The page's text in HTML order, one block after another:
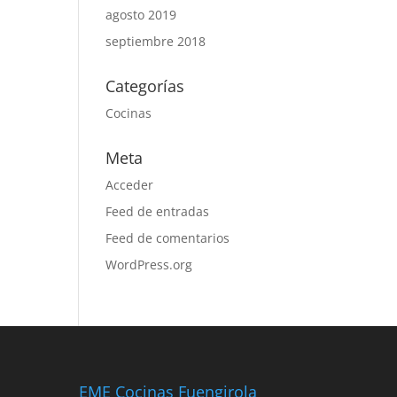
agosto 2019
septiembre 2018
Categorías
Cocinas
Meta
Acceder
Feed de entradas
Feed de comentarios
WordPress.org
EME Cocinas Fuengirola